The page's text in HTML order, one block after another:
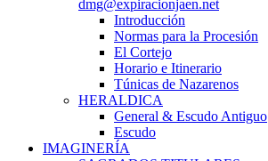
dmg@expiracionjaen.net
Introducción
Normas para la Procesión
El Cortejo
Horario e Itinerario
Túnicas de Nazarenos
HERALDICA
General & Escudo Antiguo
Escudo
IMAGINERÍA